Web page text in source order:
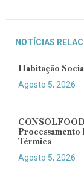
NOTÍCIAS
Habitação
Agosto 5, 2026
Processamento
Térmica
Agosto 5, 2026